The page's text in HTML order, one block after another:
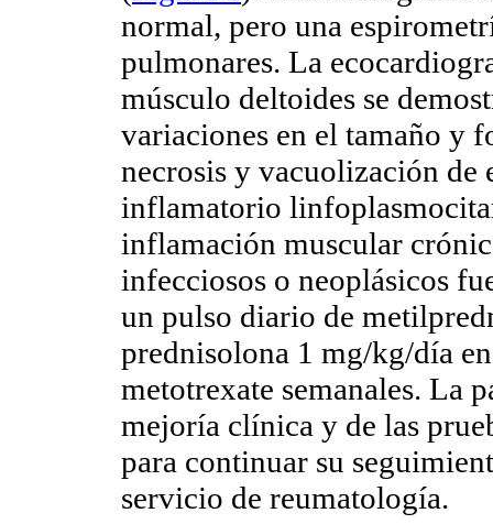
normal, pero una
pulmonares. La
músculo deltoides se
variaciones en el tamaño y
necrosis y vacuolización de
inflamatorio
inflamación muscular
infecciosos o neoplásicos
un pulso diario de
prednisolona 1 mg/kg/día
metotrexate semanales. La
mejoría clínica y de las
para continuar su
servicio de reumatología.